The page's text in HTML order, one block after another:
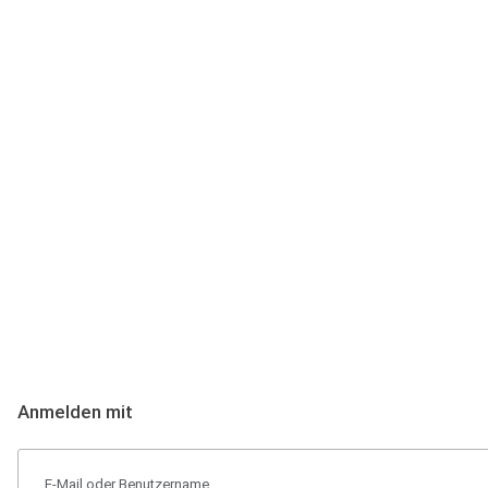
Anmelden mit